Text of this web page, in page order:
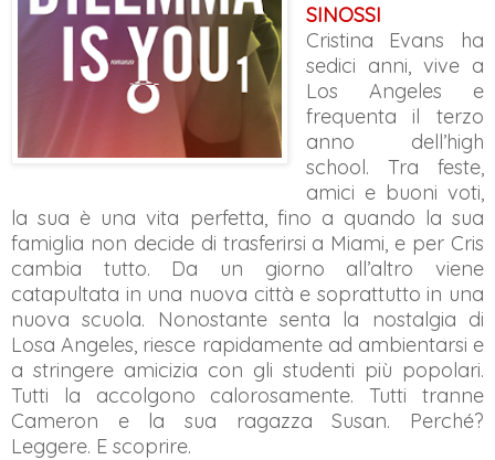
SINOSSI
Cristina Evans ha
sedici anni, vive a
Los Angeles e
frequenta il terzo
anno dell’high
school. Tra feste,
amici e buoni voti,
la sua è una vita perfetta, fino a quando la sua
famiglia non decide di trasferirsi a Miami, e per Cris
cambia tutto. Da un giorno all’altro viene
catapultata in una nuova città e soprattutto in una
nuova scuola. Nonostante senta la nostalgia di
Losa Angeles, riesce rapidamente ad ambientarsi e
a stringere amicizia con gli studenti più popolari.
Tutti la accolgono calorosamente. Tutti tranne
Cameron e la sua ragazza Susan. Perché?
Leggere. E scoprire.